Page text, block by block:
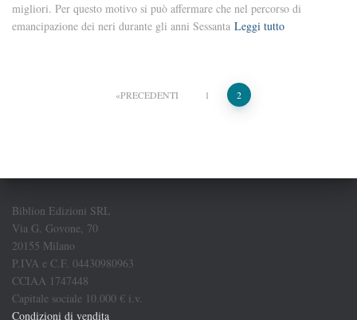
migliori. Per questo motivo si può affermare che nel percorso di
emancipazione dei neri durante gli anni Sessanta Leggi tutto
Paginazione
articoli
PRECEDENTI 1 2
Biblion Edizioni SRL
Via G. Govone, 70
20155 Milano
P.IVA e C.F. 04430980963
CCIAA 1747448
Capitale sociale 10.000 € i.v.
Condizioni di vendita